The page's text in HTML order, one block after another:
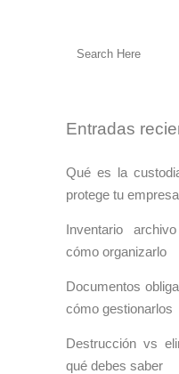
Entradas
Qué es la
protege tu empresa
Inventario
cómo organizarlo
Documentos
cómo gestionarlos
Destrucción vs
qué debes saber